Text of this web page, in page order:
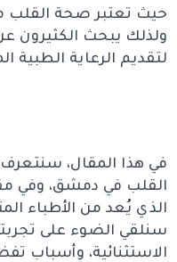
حيث تعتبر صحة القلب
ولذلك يبحث الكثيرون
لتقديم الرعاية
في هذا المقال،
القلب في دمشق، وفي
الذي يُعد من الأطباء
سنلقي الضوء على
الاستثنائية، وأسباب